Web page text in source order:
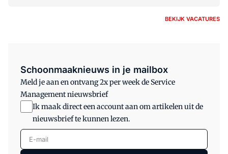
BEKIJK VACATURES
Schoonmaaknieuws in je mailbox
Meld je aan en ontvang 2x per week de Service
Management nieuwsbrief
Ik maak direct een account aan om artikelen uit de
nieuwsbrief te kunnen lezen.
E-mail